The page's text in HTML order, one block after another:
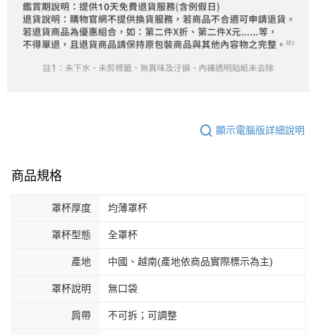
顯示電腦版詳細說明
商品規格
罩杯厚度 均薄罩杯
罩杯型態 全罩杯
產地 中國、越南(產地依商品實際標示為主)
罩杯說明 無口袋
肩帶 不可拆；可調整